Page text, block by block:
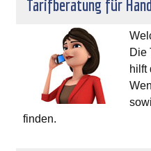
Tarifberatung für
Die
hilft
finden.